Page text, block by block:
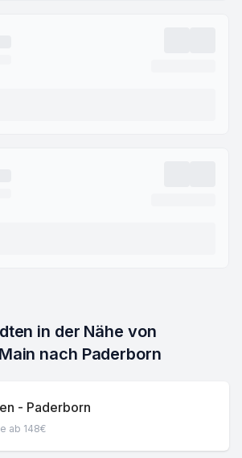
in der Nähe von
nach Paderborn
- Paderborn
ab 148€